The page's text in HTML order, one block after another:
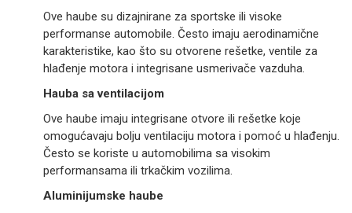
Ove haube su dizajnirane za sportske ili visoke
performanse automobile. Često imaju aerodinamične
karakteristike, kao što su otvorene rešetke, ventile za
hlađenje motora i integrisane usmerivače vazduha.
Hauba sa ventilacijom
Ove haube imaju integrisane otvore ili rešetke koje
omogućavaju bolju ventilaciju motora i pomoć u hlađenju.
Često se koriste u automobilima sa visokim
performansama ili trkačkim vozilima.
Aluminijumske haube